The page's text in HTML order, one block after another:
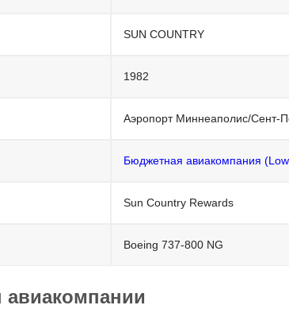
SUN COUNTRY
1982
Аэропорт Миннеаполис/Сент-
Бюджетная авиакомпания
Sun Country Rewards
Boeing 737-800 NG
авиакомпании